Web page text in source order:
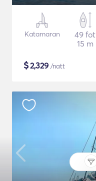
Katamaran
49 fot
15 m
$2,329 /natt